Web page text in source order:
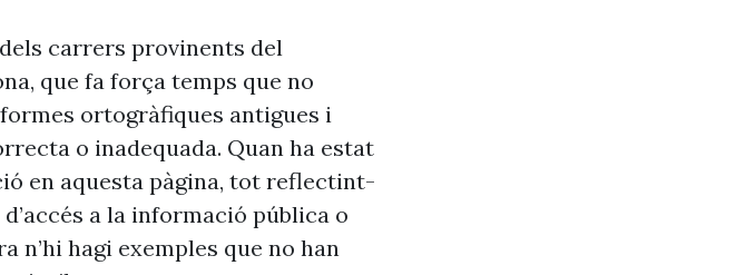
carrers provinents del
que fa força temps que no
ortogràfiques antigues i
o inadequada. Quan ha estat
en aquesta pàgina, tot reflectint-
a la informació pública o
n’hi hagi exemples que no han